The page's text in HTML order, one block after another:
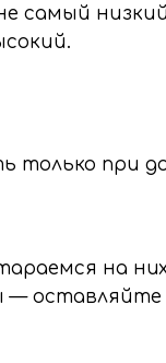
самый
при
на